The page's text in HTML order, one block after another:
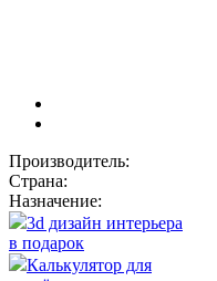
Производитель:
Страна:
Назначение:
3d дизайн интерьера
в подарок
Калькулятор для